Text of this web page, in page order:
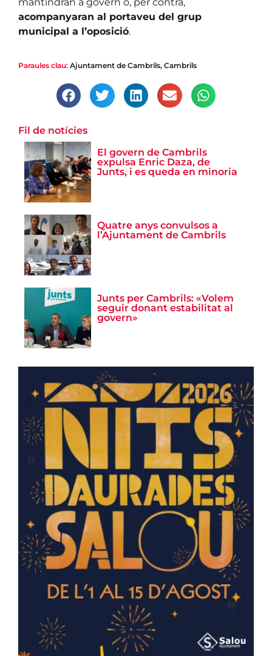
mantindran a govern o, per contra,
acompanyaran al portaveu del grup
municipal a l’oposició.
Paraules clau: Ajuntament de Cambrils, Cambrils
Fil de notícies
El govern de Cambrils
expulsa Enric Daza, de
Junts, i es queda en minoria
Quatre anys convulsos a
l’Ajuntament de Cambrils
Junts per Cambrils: «Volem
seguir donant estabilitat al
govern»